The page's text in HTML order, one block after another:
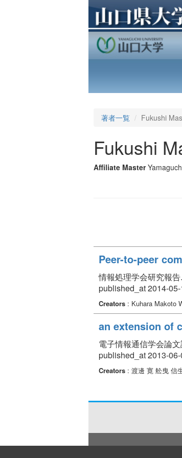
著者一覧 Fukushi
Fukushi
Affiliate Master
Peer-to-peer
情報処理学会研究報
published_at 2014-
Creators : Kuhara Makoto
an extension of
電子情報通信学会論
published_at 2013-06-
Creators : 渡邊 寛 舩曳 信